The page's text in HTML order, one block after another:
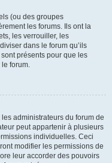
(ou des groupes
les forums. Ils ont la
les verrouiller, les
dans le forum qu’ils
présents pour que les
forum.
administrateurs du forum de
peut appartenir à plusieurs
individuelles. Ceci
modifier les permissions de
leur accorder des pouvoirs